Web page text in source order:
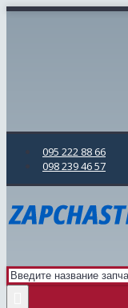
095 222 88 66
098 239 46 57